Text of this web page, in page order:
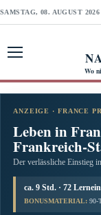
SAMSTAG, 08. AUGUST 2026
Wo
ANZEIGE · FRANCE
Leben in
Frankreich-
Der verlässliche Einstieg
ca. 9 Std. · 72
BONUSMATERIAL: 90-